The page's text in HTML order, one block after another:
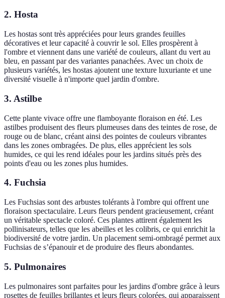
2. Hosta
Les hostas sont très appréciées pour leurs grandes feuilles
décoratives et leur capacité à couvrir le sol. Elles prospèrent à
l'ombre et viennent dans une variété de couleurs, allant du vert au
bleu, en passant par des variantes panachées. Avec un choix de
plusieurs variétés, les hostas ajoutent une texture luxuriante et une
diversité visuelle à n'importe quel jardin d'ombre.
3. Astilbe
Cette plante vivace offre une flamboyante floraison en été. Les
astilbes produisent des fleurs plumeuses dans des teintes de rose, de
rouge ou de blanc, créant ainsi des pointes de couleurs vibrantes
dans les zones ombragées. De plus, elles apprécient les sols
humides, ce qui les rend idéales pour les jardins situés près des
points d'eau ou les zones plus humides.
4. Fuchsia
Les Fuchsias sont des arbustes tolérants à l'ombre qui offrent une
floraison spectaculaire. Leurs fleurs pendent gracieusement, créant
un véritable spectacle coloré. Ces plantes attirent également les
pollinisateurs, telles que les abeilles et les colibris, ce qui enrichit la
biodiversité de votre jardin. Un placement semi-ombragé permet aux
Fuchsias de s’épanouir et de produire des fleurs abondantes.
5. Pulmonaires
Les pulmonaires sont parfaites pour les jardins d'ombre grâce à leurs
rosettes de feuilles brillantes et leurs fleurs colorées, qui apparaissent